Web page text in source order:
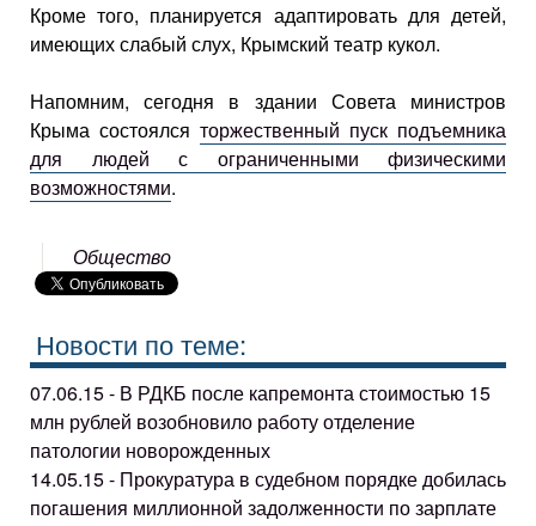
Кроме того, планируется адаптировать для детей,
имеющих слабый слух, Крымский театр кукол.
Напомним, сегодня в здании Совета министров
Крыма состоялся торжественный пуск подъемника
для людей с ограниченными физическими
возможностями.
Общество
Новости по теме:
07.06.15 - В РДКБ после капремонта стоимостью 15
млн рублей возобновило работу отделение
патологии новорожденных
14.05.15 - Прокуратура в судебном порядке добилась
погашения миллионной задолженности по зарплате